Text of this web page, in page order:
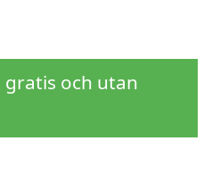
gratis och utan